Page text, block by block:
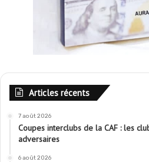
Articles récents
7 août 2026
Coupes interclubs de la CAF : les
adversaires
6 août 2026